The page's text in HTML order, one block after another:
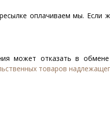
оплачиваем мы. Если
может отказать в
товаров